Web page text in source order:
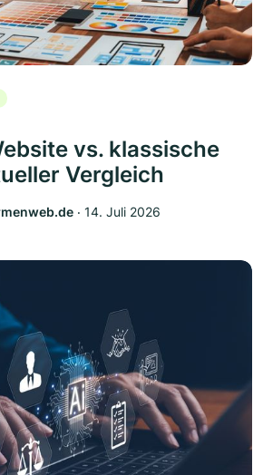
vs. klassische
Vergleich
‧ 14. Juli 2026